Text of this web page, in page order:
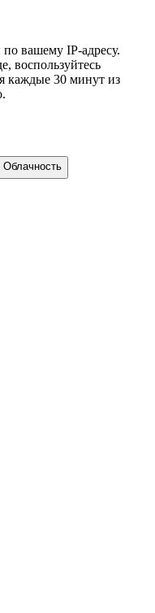
по вашему IP-адресу.
воспользуйтесь
каждые 30 минут из